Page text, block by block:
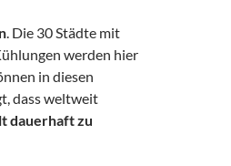
. Die 30 Städte mit
werden hier
in diesen
dass weltweit
dauerhaft zu